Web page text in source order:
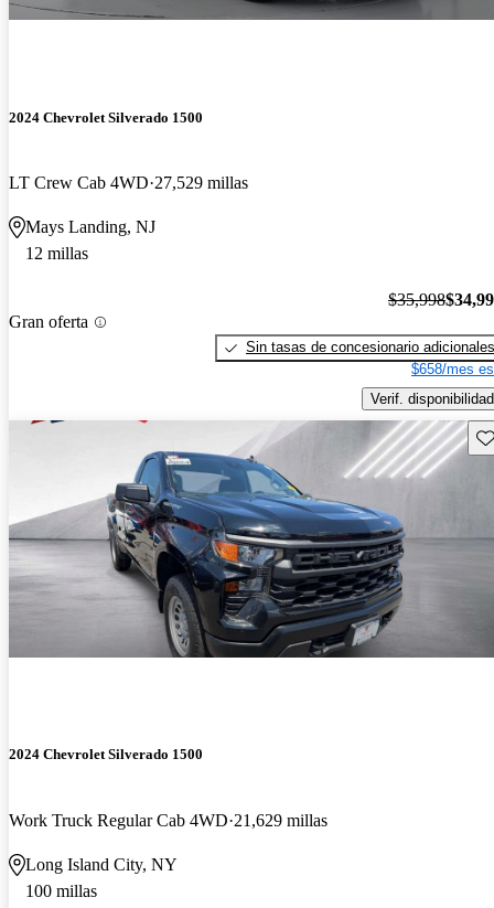
2024 Chevrolet Silverado 1500
LT Crew Cab 4WD 27,529 millas
Mays Landing, NJ
12 millas
Gran oferta
$35,998
Sin tasas de concesionario adicionales
$658/mes
Verif. disponibilidad
2024 Chevrolet Silverado 1500
Work Truck Regular Cab 4WD 21,629 millas
Long Island City, NY
100 millas